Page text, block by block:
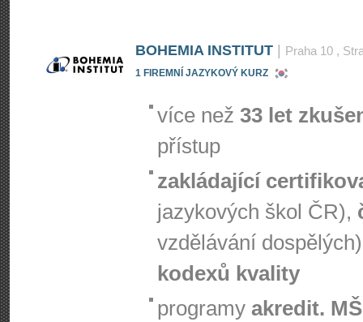
BOHEMIA INSTITUT Praha 10 ,
1 FIREMNÍ JAZYKOVÝ KURZ
více než 33 let
přístup
zakládající
jazykových škol ČR),
vzdělávání
kodexů kvality
programy akredit.